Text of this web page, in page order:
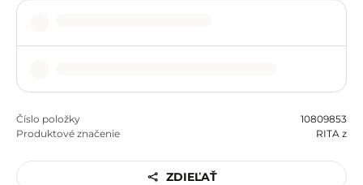
Číslo položky
10809853
Produktové značenie
RITA z
ZDIEĽAŤ